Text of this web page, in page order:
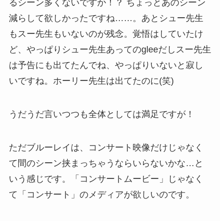
るシーン多くないですか！？ ちょっとあのシーン
減らして欲しかったですね……。あとシュー先生
もスー先生もいないのが残念。覚悟はしていたけ
ど、やっぱりシュー先生あってのgleeだしスー先生
は予告にも出てたんでね、やっぱりいないと寂し
いですね。ホーリー先生は出てたのに(笑)
うだうだ言いつつも全体としては満足ですが！
ただブルーレイは、コンサート映像だけじゃなく
て間のシーン挟まっちゃうならいらないかな…と
いう感じです。「コンサートムービー」じゃなく
て「コンサート」のメディアが欲しいのです。